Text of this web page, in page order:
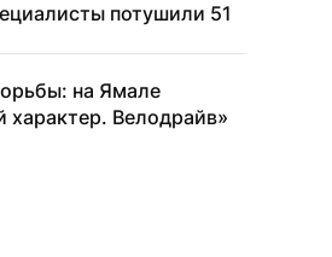
потушили 51
на Ямале
характер. Велодрайв»